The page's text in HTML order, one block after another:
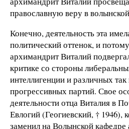
православную веру в
Конечно, деятельность эта
политический оттенок, и
архимандрит Виталий
критике со стороны
интеллигенции и различных
прогрессивных партий. Свое
деятельности отца Виталия в
Евлогий (Геогиевский, † 1946),
заменил на Волынской